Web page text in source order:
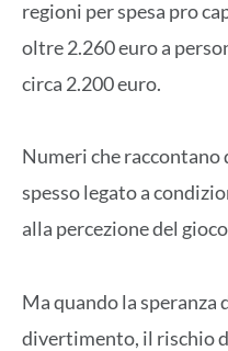
regioni per spesa pro
oltre 2.260 euro a
circa 2.200 euro.
Numeri che raccontano
spesso legato a
alla percezione del
Ma quando la
divertimento, il rischio